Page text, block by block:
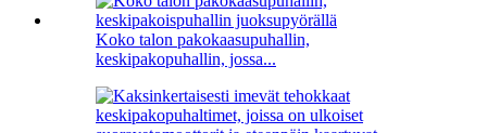
Koko talon pakokaasupuhallin,
keskipakopuhallin, jossa...